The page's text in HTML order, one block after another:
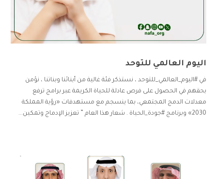
اليوم العالمي للتوحد
في #اليوم_العالمي_للتوحد ، نستذكر فئة غالية من أبنائنا وبناتنا ، نؤمن
بحقهم في الحصول على فرص عادلة للحياة الكريمة عبر برامج ترفع
معدلات الدمج المجتمعي، بما ينسجم مع مستهدفات «رؤية المملكة
2030» وبرنامج #جودة_الحياة . شعار هذا العام ” تعزيز الإدماج وتمكين...